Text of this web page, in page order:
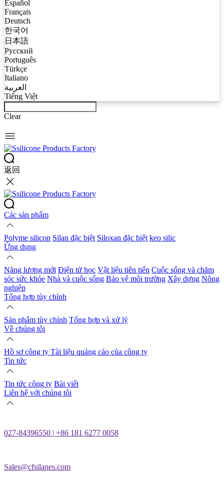
Español
Français
Deutsch
한국어
日本語
Русский
Português
Türkçe
Italiano
العربية
Tiếng Việt
Clear
返回
Các sản phẩm
Polyme silicon Silan đặc biệt Siloxan đặc biệt keo silic
Ứng dụng
Năng lượng mới Điện tử học Vật liệu tiên tiến Cuộc sống và chăm
sóc sức khỏe Nhà và cuộc sống Bảo vệ môi trường Xây dựng Nông
nghiệp
Tổng hợp tùy chỉnh
Sản phẩm tùy chỉnh Tổng hợp và xử lý
Về chúng tôi
Hồ sơ công ty Tài liệu quảng cáo của công ty
Tin tức
Tin tức công ty Bài viết
Liên hệ với chúng tôi
027-84396550 | +86 181 6277 0058
Sales@cfsilanes.com